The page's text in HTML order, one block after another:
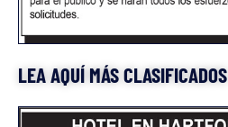
LEA AQUÍ MÁS CLASIFICADOS